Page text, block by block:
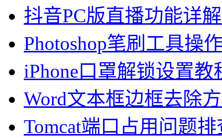
抖音PC版直播功能详
Photoshop笔刷工具操
iPhone口罩解锁设置教
Word文本框边框去除
Tomcat端口占用问题